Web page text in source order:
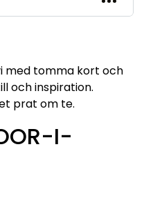
med tomma kort och
och inspiration.
prat om te.
I-